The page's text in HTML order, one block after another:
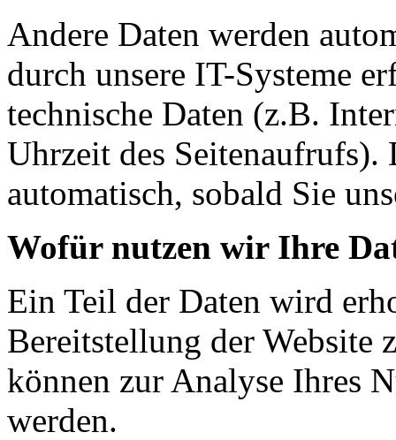
Andere Daten werden
durch unsere IT-Systeme
technische Daten (z.B.
Uhrzeit des Seitenaufrufs).
automatisch, sobald Sie
Wofür nutzen wir Ihre
Ein Teil der Daten wird
Bereitstellung der Website
können zur Analyse Ihres
werden.